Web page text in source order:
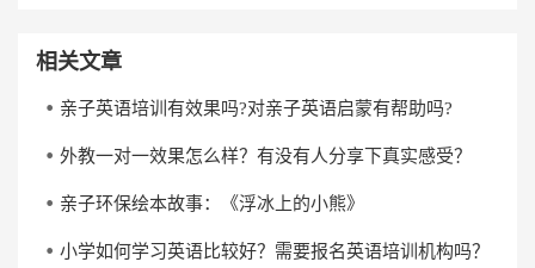
相关文章
亲子英语培训有效果吗?对亲子英语启蒙有帮助吗?
外教一对一效果怎么样？有没有人分享下真实感受？
亲子环保绘本故事：《浮冰上的小熊》
小学如何学习英语比较好？需要报名英语培训机构吗？